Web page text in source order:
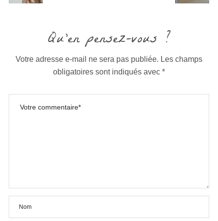
Qu'en pensez-vous ?
Votre adresse e-mail ne sera pas publiée. Les champs
obligatoires sont indiqués avec *